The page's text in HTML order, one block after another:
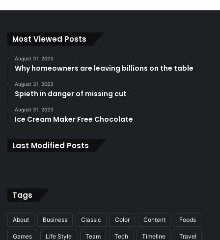
Most Viewed Posts
August 31, 2023
Why homeowners are leaving billions on the table
August 31, 2023
Spieth in danger of missing cut
August 31, 2023
Ice Cream Maker Free Chocolate
Last Modified Posts
Tags
About Business Classic Color Content Foods
Games Life Style Team Tech Timeline Travel